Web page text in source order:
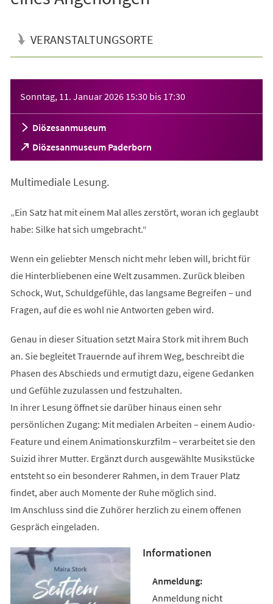
VERANSTALTUNGSORTE
Sonntag, 11. Januar 2026 15:30 bis 17:30
Diözesanmuseum
Diözesanmuseum Paderborn
(Öffnet
in
neuen
Multimediale Lesung.
„Ein Satz hat mit einem Mal alles zerstört, woran ich geglaubt
habe: Silke hat sich umgebracht.“
Wenn ein geliebter Mensch nicht mehr leben will, bricht für
die Hinterbliebenen eine Welt zusammen. Zurück bleiben
Schock, Wut, Schuldgefühle, das langsame Begreifen – und
Fragen, auf die es wohl nie Antworten geben wird.
Genau in dieser Situation setzt Maira Stork mit ihrem Buch
an. Sie begleitet Trauernde auf ihrem Weg, beschreibt die
Phasen des Abschieds und ermutigt dazu, eigene Gedanken
und Gefühle zuzulassen und festzuhalten.
In ihrer Lesung öffnet sie darüber hinaus einen sehr
persönlichen Zugang: Mit medialen Arbeiten – einem Audio-
Feature und einem Animationskurzfilm – verarbeitet sie den
Suizid ihrer Mutter. Ergänzt durch ausgewählte Musikstücke
entsteht so ein besonderer Rahmen, in dem Trauer Platz
findet, aber auch Momente der Ruhe möglich sind.
Im Anschluss sind die Zuhörer herzlich zu einem offenen
Gespräch eingeladen.
Informationen
Anmeldung nicht